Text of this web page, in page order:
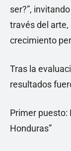
ser?”,
través del arte,
crecimiento
Tras la
resultados
Primer puesto:
Honduras”